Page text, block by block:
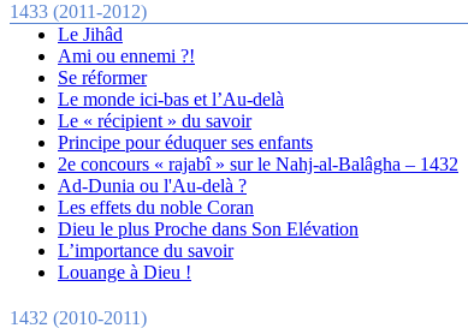
1433 (2011-2012)
Le Jihâd
Ami ou ennemi ?!
Se réformer
Le monde ici-bas et l’Au-delà
Le « récipient » du savoir
Principe pour éduquer ses enfants
2e concours « rajabî » sur le Nahj-al-Balâgha – 1432
Ad-Dunia ou l'Au-delà ?
Les effets du noble Coran
Dieu le plus Proche dans Son Elévation
L’importance du savoir
Louange à Dieu !
1432 (2010-2011)